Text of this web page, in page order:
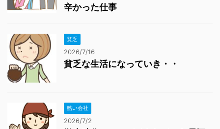
辛かった仕事
貧乏
2026/7/16
貧乏な生活になっていき・・
酷い会社
2026/7/2